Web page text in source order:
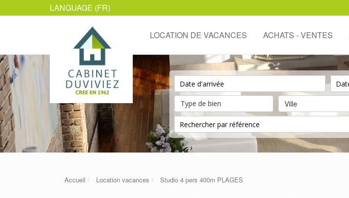
LANGUAGE (FR)
LOCATION DE VACANCES ACHATS - VENTES
Ville
Accueil Location vacances Studio 4 pers 400m PLAGES